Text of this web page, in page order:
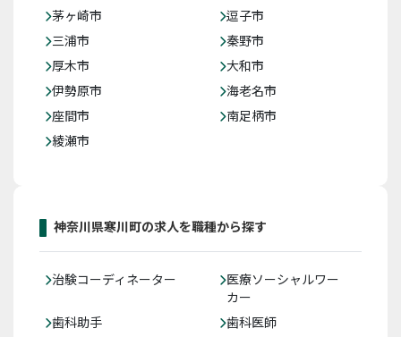
茅ヶ崎市
逗子市
三浦市
秦野市
厚木市
大和市
伊勢原市
海老名市
座間市
南足柄市
綾瀬市
神奈川県寒川町の求人を職種から探す
治験コーディネーター
医療ソーシャルワー
カー
歯科助手
歯科医師